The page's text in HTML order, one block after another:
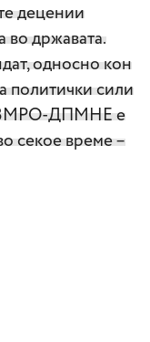
децении
во државата.
односно кон
политички сили
ВМРО-ДПМНЕ е
секое време –